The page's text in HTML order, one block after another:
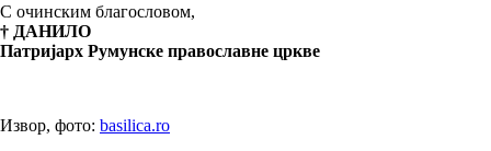
С очинским благословом,
† ДАНИЛО
Патријарх Румунске православне цркве
Извор, фото: basilica.ro